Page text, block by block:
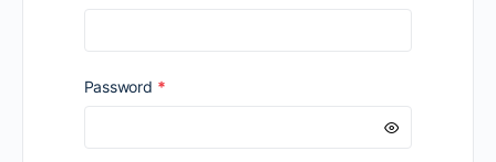
Password *Required